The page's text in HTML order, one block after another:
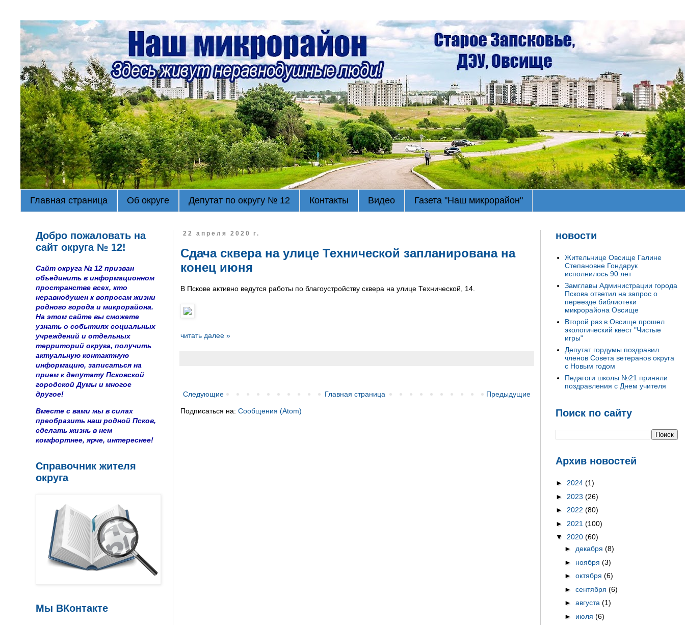
Главная страница Об округе Депутат по округу № 12 Контакты Видео Газета "Наш микрорайон"
22 апреля 2020 г.
Сдача сквера на улице Технической запланирована на
конец июня
В Пскове активно ведутся работы по благоустройству сквера на улице Технической, 14.
читать далее »
Следующие Предыдущие
Главная страница
Подписаться на: Сообщения (Atom)
Добро пожаловать на
сайт округа № 12!
Сайт округа № 12 призван
объединить в информационном
пространстве всех, кто
неравнодушен к вопросам жизни
родного города и микрорайона.
На этом сайте вы сможете
узнать о событиях социальных
учреждений и отдельных
территорий округа, получить
актуальную контактную
информацию, записаться на
прием к депутату Псковской
городской Думы и многое
другое!
Вместе с вами мы в силах
преобразить наш родной Псков,
сделать жизнь в нем
комфортнее, ярче, интереснее!
Справочник жителя
округа
Мы ВКонтакте
новости
Жительнице Овсище Галине
Степановне Гондарук
исполнилось 90 лет
Замглавы Администрации города
Пскова ответил на запрос о
переезде библиотеки
микрорайона Овсище
Второй раз в Овсище прошел
экологический квест "Чистые
игры"
Депутат гордумы поздравил
членов Совета ветеранов округа
с Новым годом
Педагоги школы №21 приняли
поздравления с Днем учителя
Поиск по сайту
Архив новостей
► 2024 (1)
► 2023 (26)
► 2022 (80)
► 2021 (100)
▼ 2020 (60)
► декабря (8)
► ноября (3)
► октября (6)
► сентября (6)
► августа (1)
► июля (6)